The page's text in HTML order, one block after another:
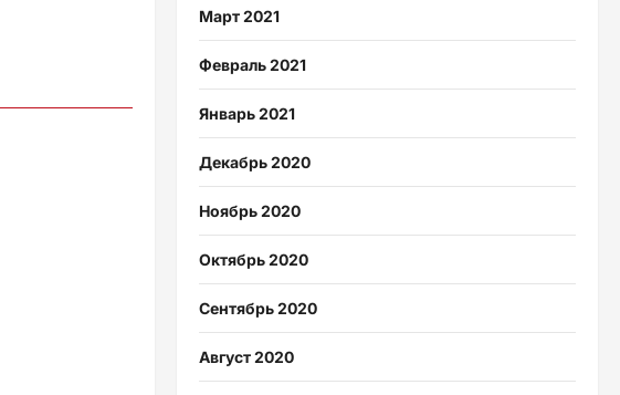
Март 2021
Февраль 2021
Январь 2021
Декабрь 2020
Ноябрь 2020
Октябрь 2020
Сентябрь 2020
Август 2020